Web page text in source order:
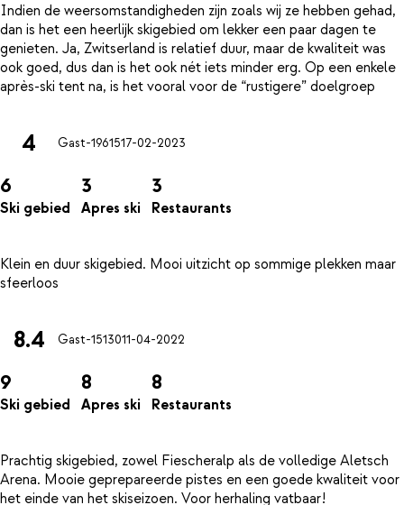
Indien de weersomstandigheden zijn zoals wij ze hebben gehad,
dan is het een heerlijk skigebied om lekker een paar dagen te
genieten. Ja, Zwitserland is relatief duur, maar de kwaliteit was
ook goed, dus dan is het ook nét iets minder erg. Op een enkele
4 Gast-1961517-02-2023
6
Ski gebied
3
Apres ski
3
Restaurants
Klein en duur skigebied. Mooi uitzicht op sommige plekken maar
8.4 Gast-1513011-04-2022
9
Ski gebied
8
Apres ski
8
Restaurants
Prachtig skigebied, zowel Fiescheralp als de volledige Aletsch
Arena. Mooie geprepareerde pistes en een goede kwaliteit voor